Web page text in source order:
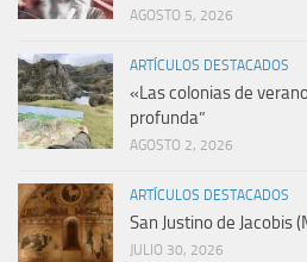
AGOSTO 5, 2026
ARTÍCULOS DESTACADOS
«Las colonias de
profunda”
AGOSTO 2, 2026
ARTÍCULOS DESTACADOS
San Justino de Jacobis
JULIO 30, 2026